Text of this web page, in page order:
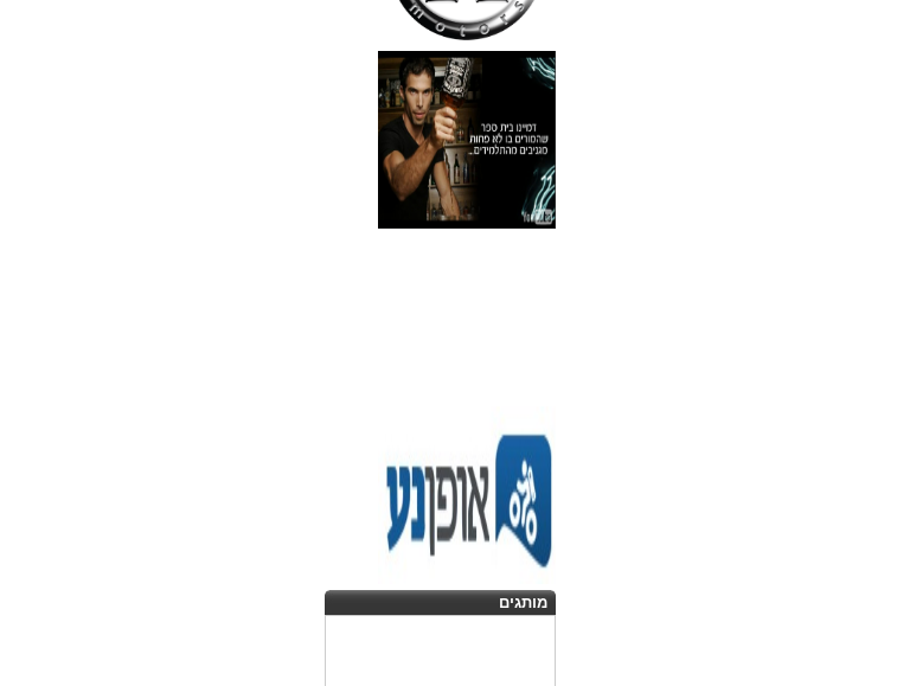
מידע נוסף
Pour Homme125ML by I
285
₪
מידע נוסף
מותגים